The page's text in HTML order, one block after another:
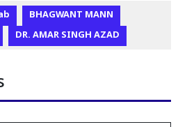
BHAGWANT MANN
DR. AMAR SINGH AZAD